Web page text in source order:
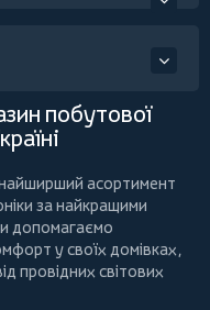
побутової
асортимент
за найкращими
допомагаємо
у своїх домівках,
провідних світових